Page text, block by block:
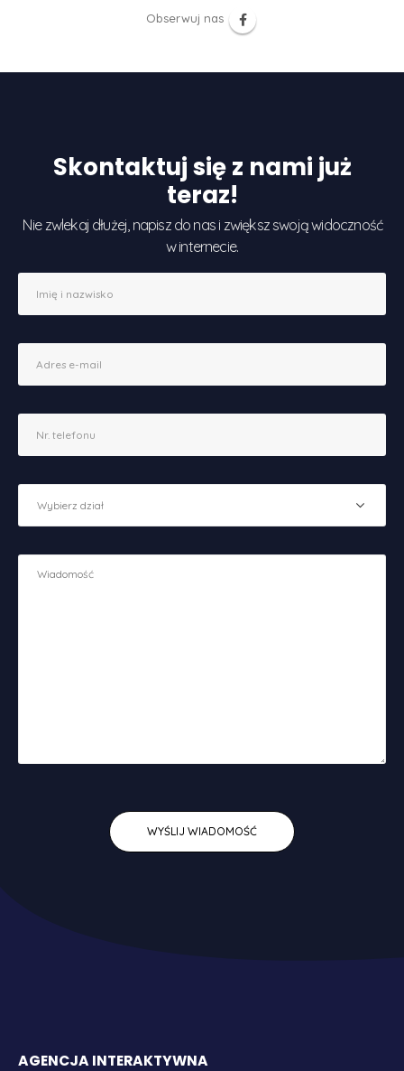
Obserwuj nas
Skontaktuj się z nami już
teraz!
Nie zwlekaj dłużej, napisz do nas i zwiększ swoją widoczność
w internecie.
AGENCJA INTERAKTYWNA